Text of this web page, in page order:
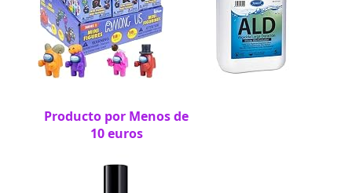
Producto por Menos de
10 euros